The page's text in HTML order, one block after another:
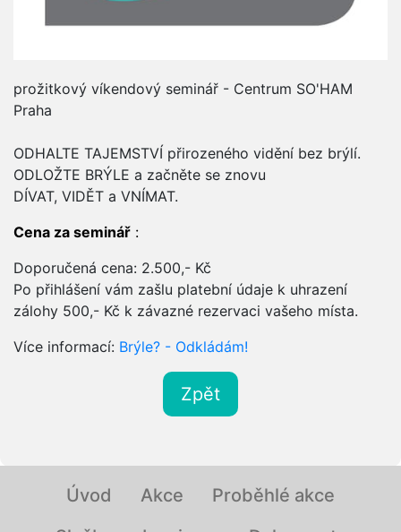
prožitkový víkendový seminář - Centrum SO'HAM
Praha
ODHALTE TAJEMSTVÍ přirozeného vidění bez brýlí.
ODLOŽTE BRÝLE a začněte se znovu
DÍVAT, VIDĚT a VNÍMAT.
Cena za seminář :
Doporučená cena: 2.500,- Kč
Po přihlášení vám zašlu platební údaje k uhrazení
zálohy 500,- Kč k závazné rezervaci vašeho místa.
Více informací: Brýle? - Odkládám!
Zpět
Úvod Akce
Proběhlé akce